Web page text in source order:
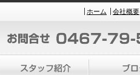
ホーム 会社概要